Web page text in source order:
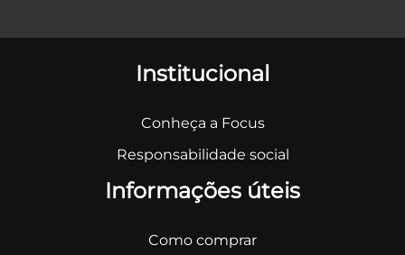
Institucional
Conheça a Focus
Responsabilidade social
Informações úteis
Como comprar